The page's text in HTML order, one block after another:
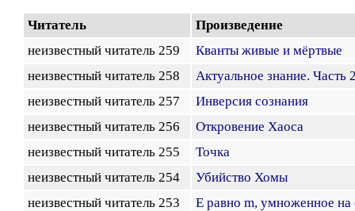
Читатель
Произведение
неизвестный читатель 259
Кванты живые и мёртвые
неизвестный читатель 258
Актуальное знание. Часть
неизвестный читатель 257
Инверсия сознания
неизвестный читатель 256
Откровение Хаоса
неизвестный читатель 255
Точка
неизвестный читатель 254
Убийство Хомы
неизвестный читатель 253
Е равно m, умноженное на